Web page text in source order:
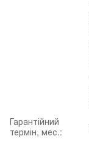
Гарантійний
термін, мес.: